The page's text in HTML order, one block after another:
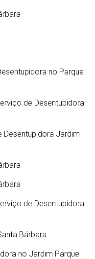
no Parque
de Desentupidora
Desentupidora Jardim
de Desentupidora
Bárbara
no Jardim Parque